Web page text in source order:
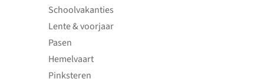
Schoolvakanties
Lente & voorjaar
Pasen
Hemelvaart
Pinksteren